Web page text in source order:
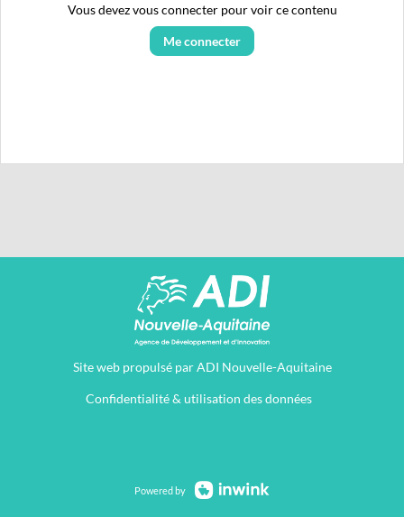
Vous devez vous connecter pour voir ce contenu
Me connecter
Site web propulsé par ADI Nouvelle-Aquitaine
Confidentialité & utilisation des données
Powered by